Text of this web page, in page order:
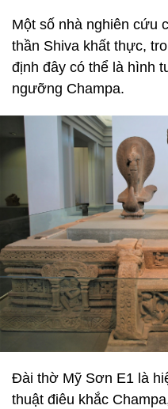
Một số nhà nghiên cứu
thần Shiva khất thực,
định đây có thể là hình
ngưỡng Champa.
Đài thờ Mỹ Sơn E1 là
thuật điêu khắc